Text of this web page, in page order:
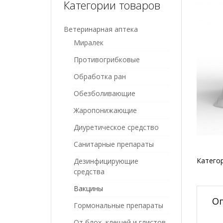
Категории товаров
Ветеринарная аптека
Миралек
Противогрибковые
Обработка ран
Обезболивающие
Жаропонижающие
Диуретическое средство
Санитарные препараты
Дезинфицирующие
средства
Вакцины
Гормональные препараты